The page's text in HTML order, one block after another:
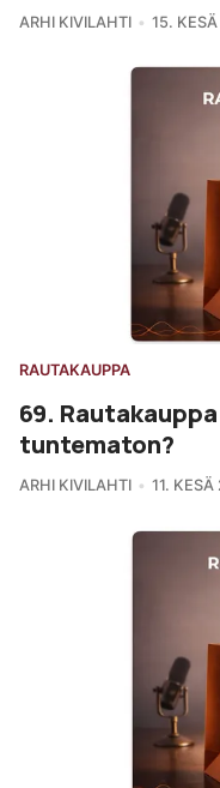
ARHI KIVILAHTI 15.
RAUTAKAUPPA
69.
tuntematon?
ARHI KIVILAHTI 11.